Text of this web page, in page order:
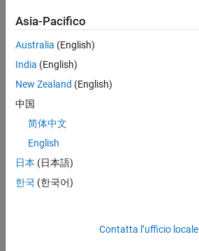
ne
w
sim
ulin
I've
rea
d
Asia-Pacifico
Australia (English)
India (English)
New Zealand (English)
中国
简体中文
English
日本 (日本語)
한국 (한국어)
Contatta l’ufficio locale